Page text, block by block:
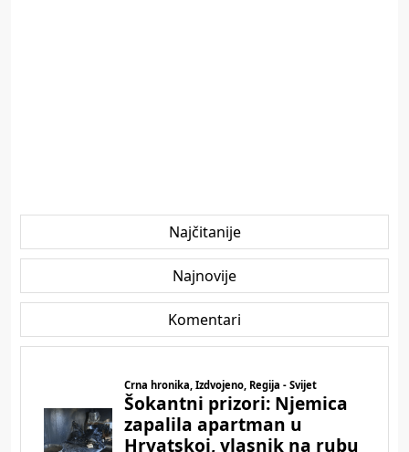
Najčitanije
Najnovije
Komentari